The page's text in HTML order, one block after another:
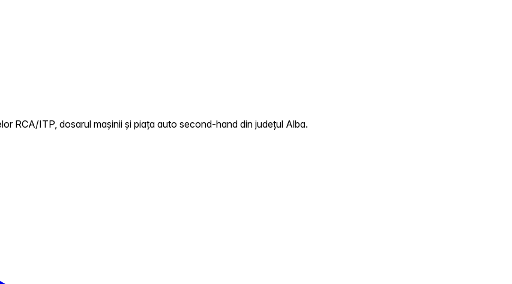
RCA/ITP, dosarul mașinii și piața auto second-hand din județul Alba.